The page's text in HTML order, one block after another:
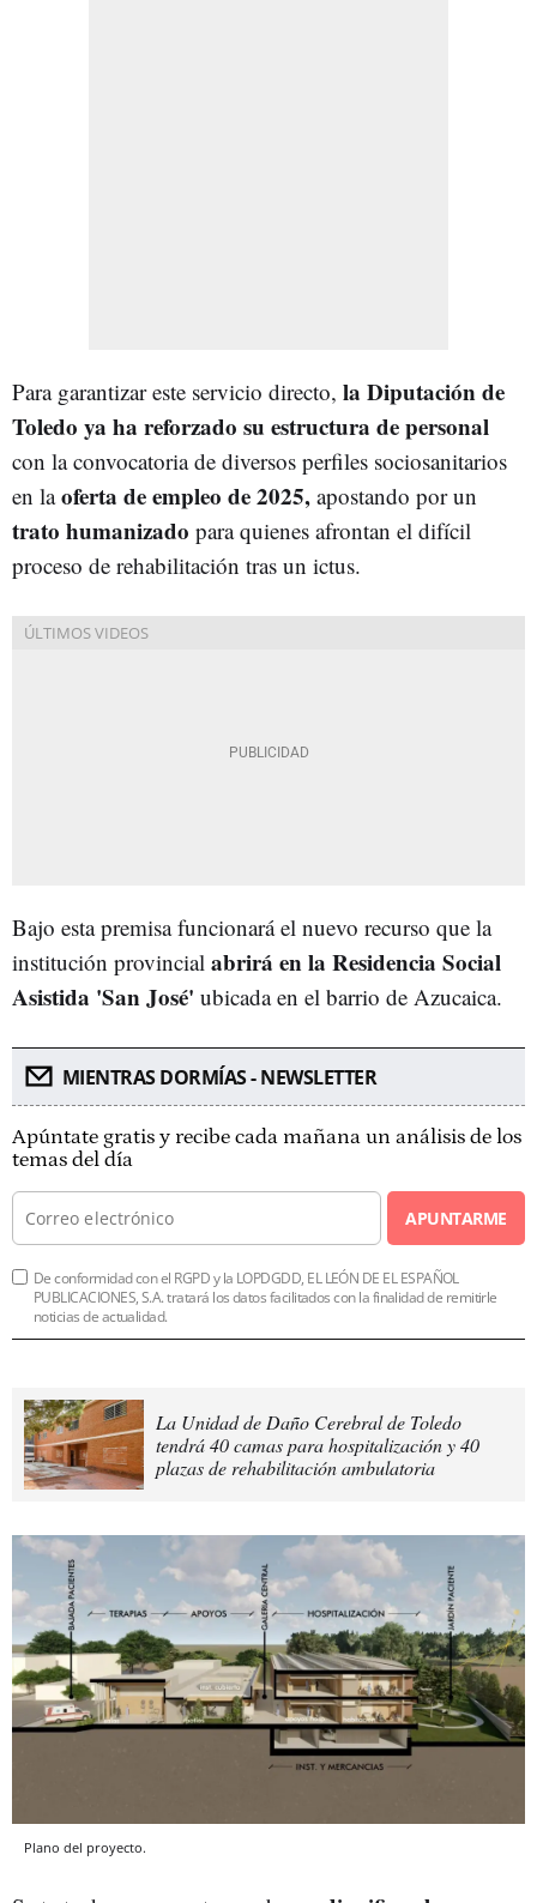
Para garantizar este servicio directo, la Diputación de
Toledo ya ha reforzado su estructura de personal
con la convocatoria de diversos perfiles sociosanitarios
en laoferta de empleo de 2025, apostando por un
trato humanizado para quienes afrontan el difícil
proceso de rehabilitación tras un ictus.
Bajo esta premisa funcionará el nuevo recurso que la
institución provincial abrirá en la Residencia Social
Asistida 'San José' ubicada en el barrio de Azucaica.
MIENTRAS DORMÍAS - NEWSLETTER
Apúntate gratis y recibe cada mañana un análisis de los
temas del día
APUNTARME
De conformidad con el RGPD y la LOPDGDD, EL LEÓN DE EL ESPAÑOL
PUBLICACIONES, S.A. tratará los datos facilitados con la finalidad de remitirle
noticias de actualidad.
La Unidad de Daño Cerebral de Toledo
tendrá 40 camas para hospitalización y 40
plazas de rehabilitación ambulatoria
Plano del proyecto.